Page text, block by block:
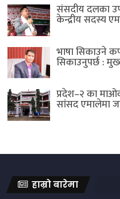
संसदीय दलका
केन्द्रीय सदस्य
भाषा सिकाउने
सिकाउनुपर्छ :
प्रदेश–२ का
सांसद एमालेमा
हाम्रो बारेमा